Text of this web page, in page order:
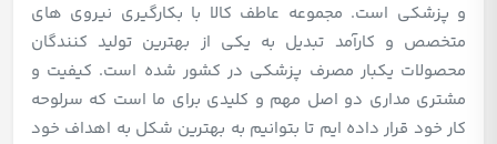
و پزشکی است. مجموعه عاطف کالا با بکارگیری نیروی های
متخصص و کارآمد تبدیل به یکی از بهترین تولید کنندگان
محصولات یکبار مصرف پزشکی در کشور شده است. کیفیت و
مشتری مداری دو اصل مهم و کلیدی برای ما است که سرلوحه
کار خود قرار داده ایم تا بتوانیم به بهترین شکل به اهداف خود